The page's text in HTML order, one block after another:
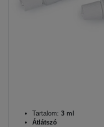
Tartalom: 3 ml
Átlátszó